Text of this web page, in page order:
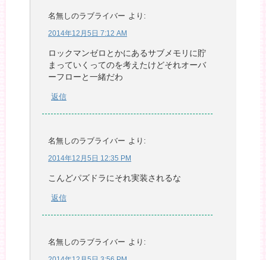
名無しのラブライバー より:
2014年12月5日 7:12 AM
ロックマンゼロとかにあるサブメモリに貯
まっていくってのを考えたけどそれオーバ
ーフローと一緒だわ
返信
名無しのラブライバー より:
2014年12月5日 12:35 PM
こんどパズドラにそれ実装されるな
返信
名無しのラブライバー より: